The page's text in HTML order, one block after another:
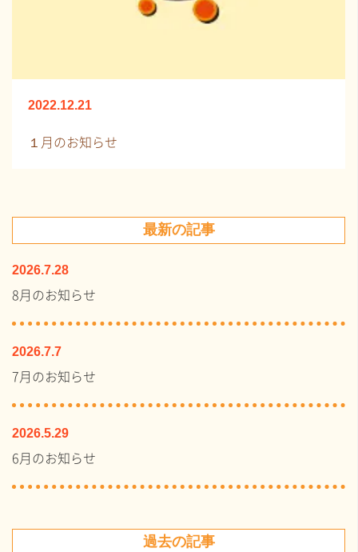
2022.12.21
１月のお知らせ
最新の記事
8月のお知らせ
2026.7.28
7月のお知らせ
2026.7.7
6月のお知らせ
2026.5.29
過去の記事